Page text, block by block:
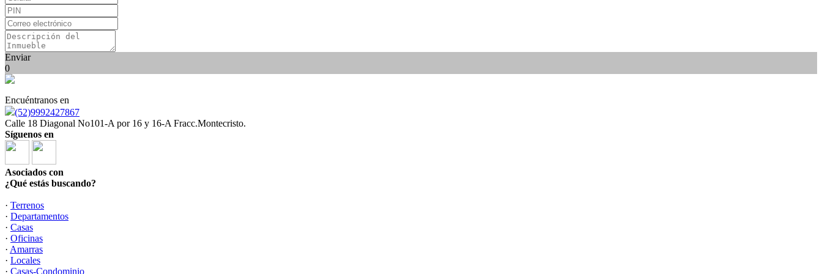
Enviar
0
Encuéntranos en
(52)9992427867
Calle 18 Diagonal No101-A por 16 y 16-A Fracc.Montecristo.
Síguenos en
Asociados con
¿Qué estás buscando?
· Terrenos
· Departamentos
· Casas
· Oficinas
· Amarras
· Locales
· Casas-Condominio